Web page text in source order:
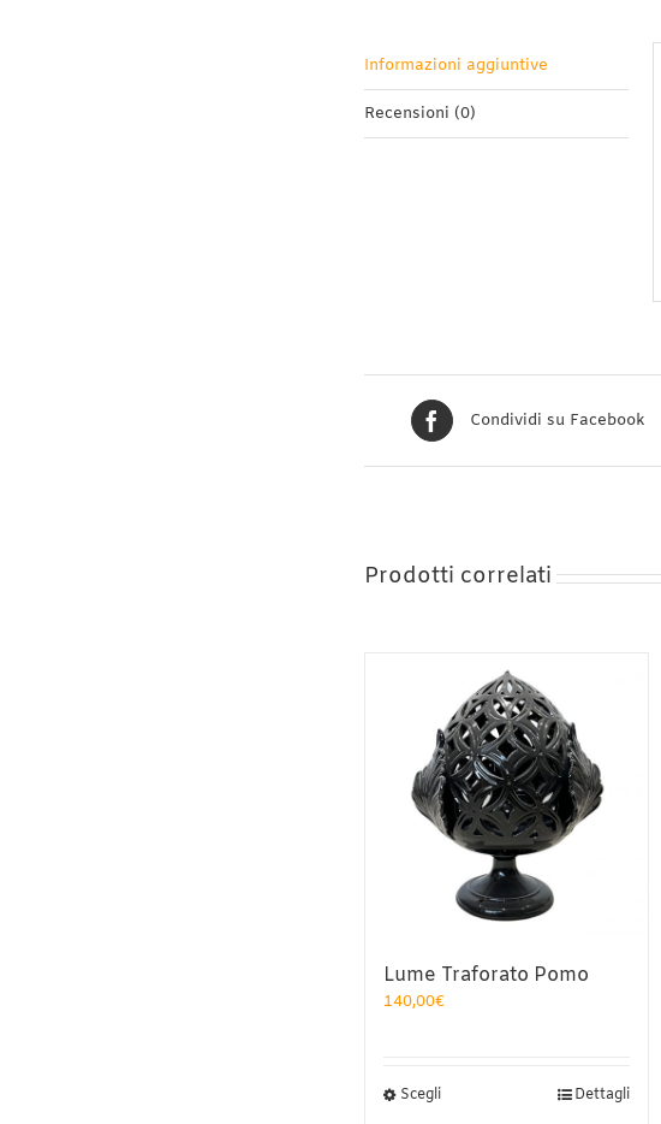
Informazioni aggiuntive
Recensioni (0)
Condividi su Facebook
Prodotti correlati
Lume Traforato Pomo
140,00€
ScegliQuesto
Dettagli